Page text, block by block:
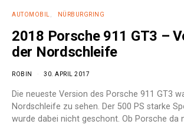
AUTOMOBIL NÜRBURGRING
2018 Porsche 911 GT3 –
der Nordschleife
ROBIN 30. APRIL 2017
Die neueste Version des Porsche 911 GT3
Nordschleife zu sehen. Der 500 PS starke
wurde dabei nicht geschont. Ob Porsche da